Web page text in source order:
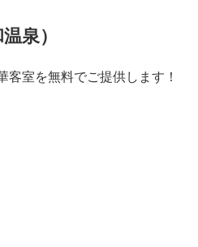
泉）
室を無料でご提供します！